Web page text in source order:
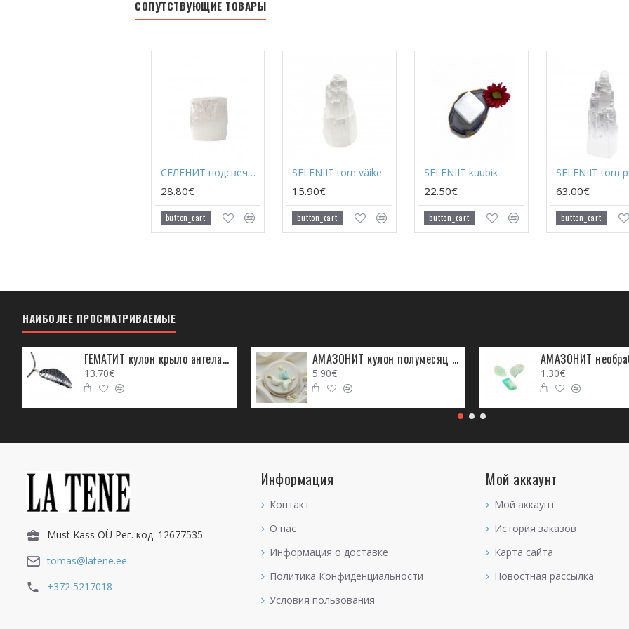
СОПУТСТВУЮЩИЕ ТОВАРЫ
СЕЛЕНИТ подсвечвник
28.80€
button_cart
SELENIIT torn väike
15.90€
button_cart
SELENIIT kuubik
22.50€
button_cart
SELENIIT torn
63.00€
button_cart
НАИБОЛЕЕ ПРОСМАТРИВАЕМЫЕ
ГЕМАТИТ кулон крыло ангела (металл)
13.70€
АМАЗОНИТ кулон полумесяц (металл)
5.90€
АМАЗОНИТ
1.30€
Must Kass OÜ Рег. код: 12677535
tomas@latene.ee
+372 5217018
Информация
Контакт
О нас
Информация о доставке
Политика Конфиденциальности
Условия пользования
Мой аккаунт
Мой аккаунт
История заказов
Карта сайта
Новостная рассылка